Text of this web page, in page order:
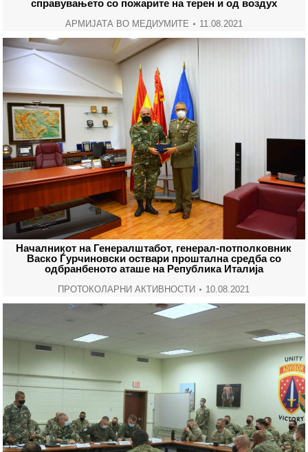
справувањето со пожарите на терен и од воздух
АРМИЈАТА ВО МЕДИУМИТЕ 11.08.2021
Началникот на Генералштабот, генерал-потполковник
Васко Ѓурчиновски оствари проштална средба со
одбранбеното аташе на Република Италија
ПРОТОКОЛАРНИ АКТИВНОСТИ 10.08.2021